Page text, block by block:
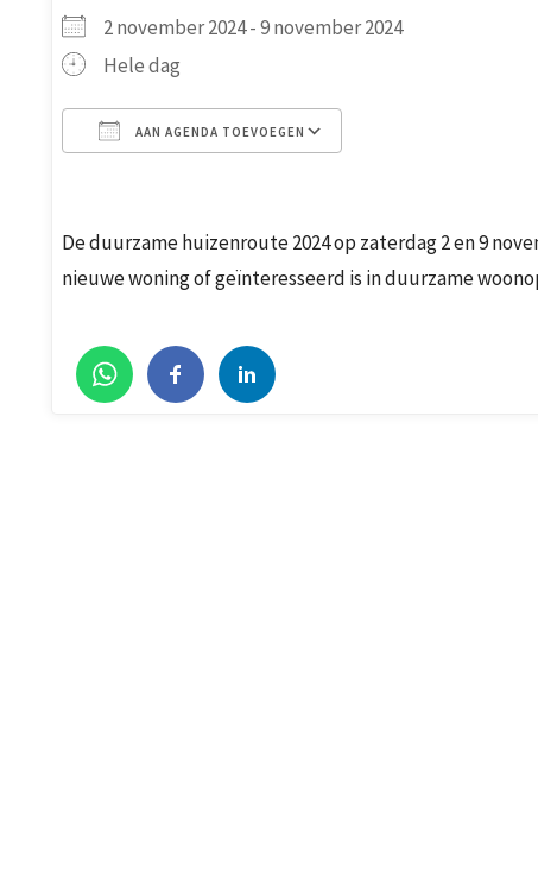
2 november 2024 - 9 november 2024
Hele dag
AAN AGENDA TOEVOEGEN
De duurzame huizenroute 2024 op zaterdag 2 en 9
nieuwe woning of geïnteresseerd is in duurzame